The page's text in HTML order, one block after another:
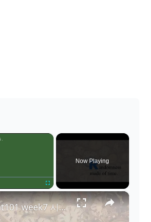
×
Fullscreen
Now Playing
×
rstat101 week7 시간을 이용한 무작위수 만들기